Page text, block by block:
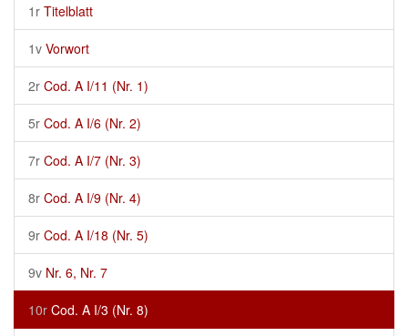
1r Titelblatt
1v Vorwort
2r Cod. A I/11 (Nr. 1)
5r Cod. A I/6 (Nr. 2)
7r Cod. A I/7 (Nr. 3)
8r Cod. A I/9 (Nr. 4)
9r Cod. A I/18 (Nr. 5)
9v Nr. 6, Nr. 7
10r Cod. A I/3 (Nr. 8)